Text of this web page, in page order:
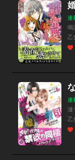
連
鳴
乙
連
漣
乙